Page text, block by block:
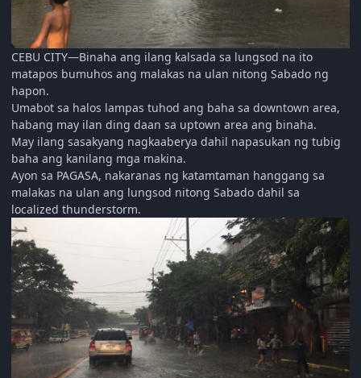
CEBU CITY—Binaha ang ilang kalsada sa lungsod na ito
matapos bumuhos ang malakas na ulan nitong Sabado ng
hapon.
Umabot sa halos lampas tuhod ang baha sa downtown area,
habang may ilan ding daan sa uptown area ang binaha.
May ilang sasakyang nagkaaberya dahil napasukan ng tubig
baha ang kanilang mga makina.
Ayon sa PAGASA, nakaranas ng katamtaman hanggang sa
malakas na ulan ang lungsod nitong Sabado dahil sa
localized thunderstorm.